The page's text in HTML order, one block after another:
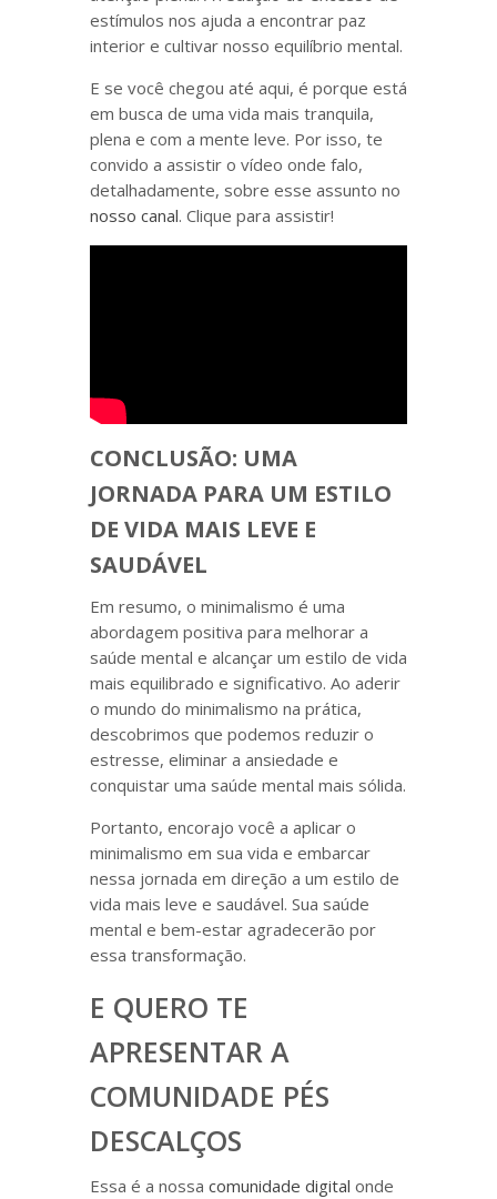
estímulos nos ajuda a encontrar paz
interior e cultivar nosso equilíbrio mental.
E se você chegou até aqui, é porque está
em busca de uma vida mais tranquila,
plena e com a mente leve. Por isso, te
convido a assistir o vídeo onde falo,
detalhadamente, sobre esse assunto no
nosso canal. Clique para assistir!
CONCLUSÃO: UMA
JORNADA PARA UM ESTILO
DE VIDA MAIS LEVE E
SAUDÁVEL
Em resumo, o minimalismo é uma
abordagem positiva para melhorar a
saúde mental e alcançar um estilo de vida
mais equilibrado e significativo. Ao aderir
o mundo do minimalismo na prática,
descobrimos que podemos reduzir o
estresse, eliminar a ansiedade e
conquistar uma saúde mental mais sólida.
Portanto, encorajo você a aplicar o
minimalismo em sua vida e embarcar
nessa jornada em direção a um estilo de
vida mais leve e saudável. Sua saúde
mental e bem-estar agradecerão por
essa transformação.
E QUERO TE
APRESENTAR A
COMUNIDADE PÉS
DESCALÇOS
Essa é a nossacomunidade digital onde